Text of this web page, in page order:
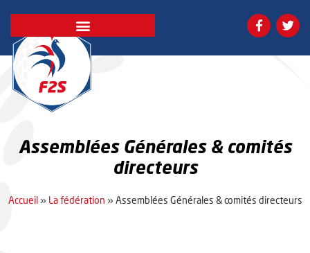
Assemblées Générales & comités
directeurs
Accueil » La fédération » Assemblées Générales & comités directeurs